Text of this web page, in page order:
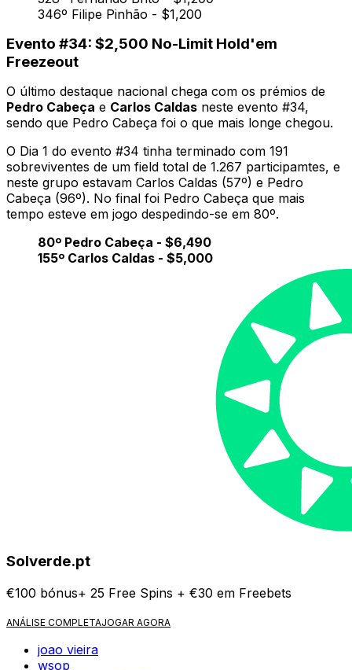
346º Filipe Pinhão - $1,200
Evento #34: $2,500 No-Limit Hold'em
Freezeout
O último destaque nacional chega com os prémios de
Pedro Cabeça e Carlos Caldas neste evento #34,
sendo que Pedro Cabeça foi o que mais longe chegou.
O Dia 1 do evento #34 tinha terminado com 191
sobreviventes de um field total de 1.267 participamtes, e
neste grupo estavam Carlos Caldas (57º) e Pedro
Cabeça (96º). No final foi Pedro Cabeça que mais
tempo esteve em jogo despedindo-se em 80º.
80º Pedro Cabeça - $6,490
155º Carlos Caldas - $5,000
Solverde.pt
€100 bónus+ 25 Free Spins + €30 em Freebets
ANÁLISE COMPLETAJOGAR AGORA
joao vieira
wsop